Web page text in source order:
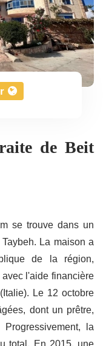
de Beit
se trouve dans un
La maison a
de la région,
l'aide financière
Le 12 octobre
dont un prêtre,
la